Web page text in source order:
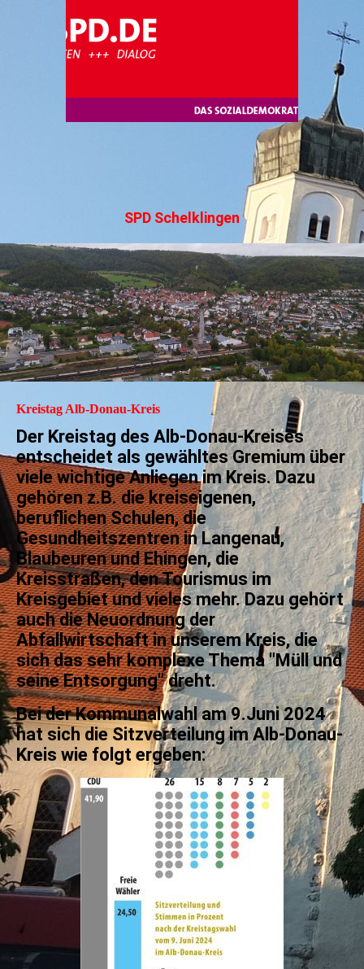
SPD Schelklingen
Kreistag Alb-Donau-Kreis
Der Kreistag des Alb-Donau-Kreises
entscheidet als gewähltes Gremium über
viele wichtige Anliegen im Kreis. Dazu
gehören z.B. die kreiseigenen,
beruflichen Schulen, die
Gesundheitszentren in Langenau,
Blaubeuren und Ehingen, die
Kreisstraßen, den Tourismus im
Kreisgebiet und vieles mehr. Dazu gehört
auch die Neuordnung der
Abfallwirtschaft in unserem Kreis, die
sich das sehr komplexe Thema "Müll und
seine Entsorgung" dreht.
Bei der Kommunalwahl am 9.Juni 2024
hat sich die Sitzverteilung im Alb-Donau-
Kreis wie folgt ergeben: